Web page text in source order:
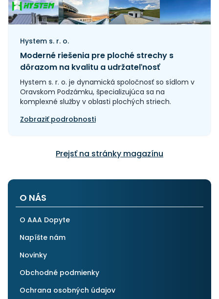
Hystem s. r. o.
Moderné riešenia pre ploché strechy s
dôrazom na kvalitu a udržateľnosť
Hystem s. r. o. je dynamická spoločnosť so sídlom v
Oravskom Podzámku, špecializujúca sa na
komplexné služby v oblasti plochých striech.
Zobraziť podrobnosti
Prejsť na stránky magazínu
O NÁS
O AAA Dopyte
Napíšte nám
Novinky
Obchodné podmienky
Ochrana osobných údajov